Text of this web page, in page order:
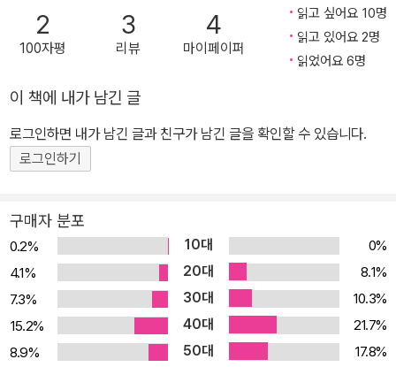
상록』은 소크라테스가 크세노폰 자신을 포함한 몇몇 사람과 나눈 가
상의 대화를 통해 크세노폰이 소크라테스의 성격과 의견을 기술하고
있다. 먼저 소크라테스를 고발한 자들이 사형에 처할 것을 요구하며
믿지 않고 새로운 신들을 들여와 젊은이들을 타락시킨다는 주장이 사
실과 다름을 논박한다. 이어서 저자는 소크라테스가 신들을 공경하고
친구를 돕는 모습을 보여준다며 교육과 제반 철학 문제에 대한 소크
소크라테스가 밝힌 견해라고 크세노폰이 적고 있는 것은, 플라톤이
소크라테스가 밝힌 견해라고 적고 있는 것과 항상 일치하지는 않는
다. 이 글은 소크라테스의 미덕을 진술하는 긴 연설로 끝난다. 『소크
라테스의 변론』은 소크라테스가 아뉘토스와 멜레토스와 뤼콘에 의해
나라의 신들을 믿지 않고 새로운 신들을 들여오고 있으며 젊은이들을
타락시킨다는 이유로 고발되어 배심원들 앞에서 재판받는 장면을 그
2
100자평
3
리뷰
4
마이페이퍼
읽고 싶어요 10명
읽고 있어요 2명
읽었어요 6명
이 책에 내가 남긴 글
로그인하면 내가 남긴 글과 친구가 남긴 글을 확인할 수 있습니다.
로그인하기
구매자 분포
0.2% 10대
0%
4.1%
20대
8.1%
7.3%
30대
10.3%
15.2%
40대
21.7%
8.9%
50대
17.8%